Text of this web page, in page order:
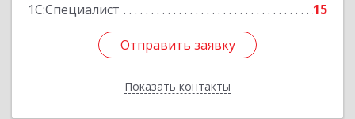
1С:Специалист
15
Отправить заявку
Показать контакты
Отправить заявку
Назад